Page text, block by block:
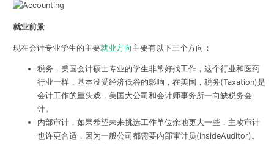
就业前景
现在会计专业学生的主要就业方向 主要有以下三个方向：
税务，美国会计硕士专业的学生非常好找工作，这个行业和医药
行业一样，基本没受经济低谷的影响，在美国，税务(Taxation)是
会计工作的重头戏，美国大公司和会计师事务所一向缺税务会
计。
内部审计，如果希望未来挑选工作单位余地更大一些，主攻审计
也许更合适，因为一般公司都需要内部审计员(InsideAuditor)。